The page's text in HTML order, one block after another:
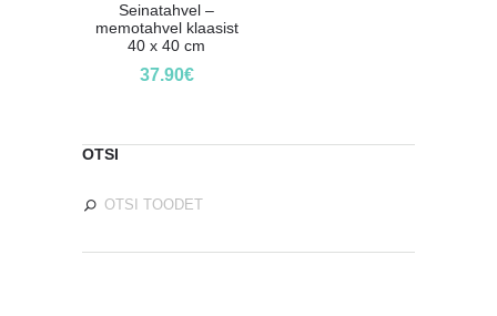
Seinatahvel –
memotahvel klaasist
40 x 40 cm
37.90€
OTSI